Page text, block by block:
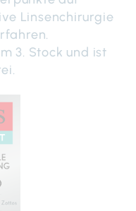
Linsenchirurgie
3. Stock und ist